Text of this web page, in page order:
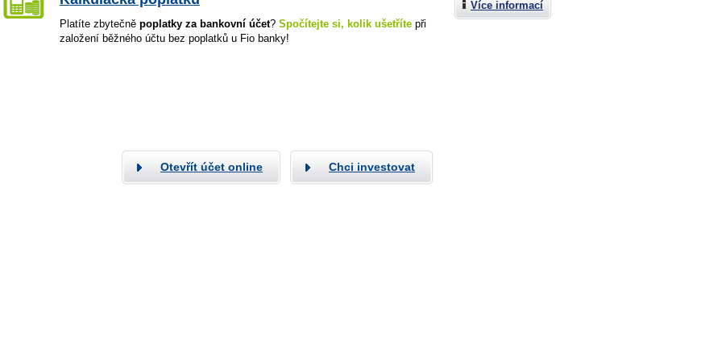
Platíte zbytečně poplatky za bankovní účet? Spočítejte si, kolik ušetříte při
založení běžného účtu bez poplatků u Fio banky!
Více informací
Otevřít účet online Chci investovat